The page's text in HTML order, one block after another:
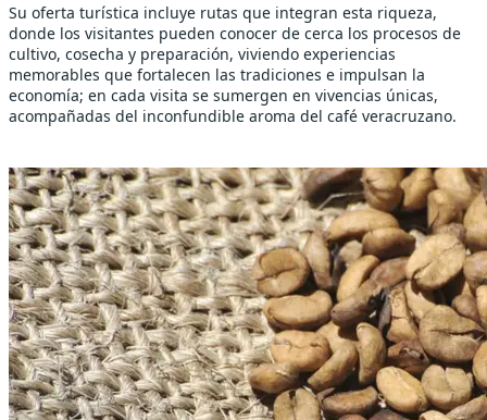
Su oferta turística incluye rutas que integran esta riqueza,
donde los visitantes pueden conocer de cerca los procesos de
cultivo, cosecha y preparación, viviendo experiencias
memorables que fortalecen las tradiciones e impulsan la
economía; en cada visita se sumergen en vivencias únicas,
acompañadas del inconfundible aroma del café veracruzano.